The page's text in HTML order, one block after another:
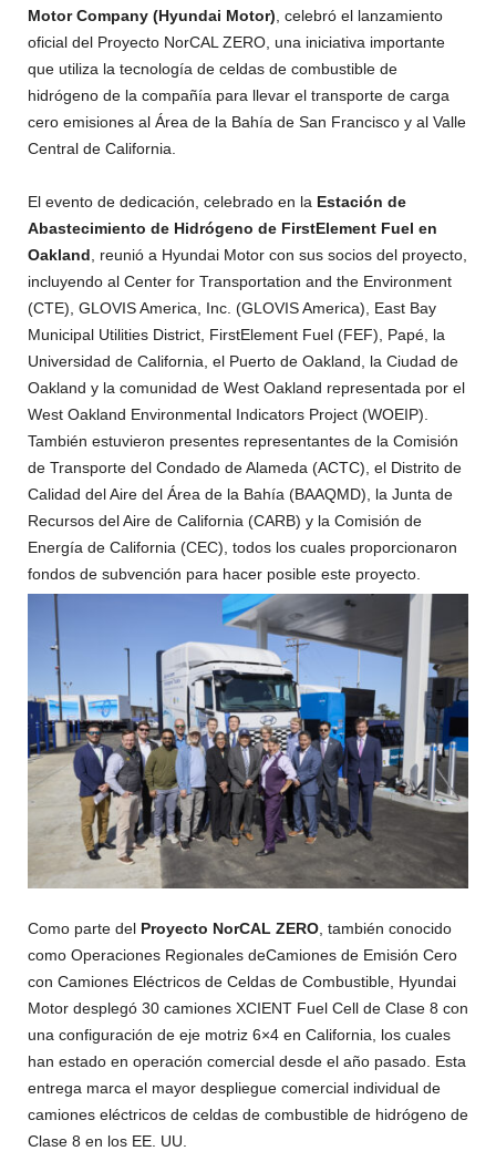
Motor Company (Hyundai Motor), celebró el lanzamiento
oficial del Proyecto NorCAL ZERO, una iniciativa importante
que utiliza la tecnología de celdas de combustible de
hidrógeno de la compañía para llevar el transporte de carga
cero emisiones al Área de la Bahía de San Francisco y al Valle
Central de California.
El evento de dedicación, celebrado en la Estación de
Abastecimiento de Hidrógeno de FirstElement Fuel en
Oakland, reunió a Hyundai Motor con sus socios del proyecto,
incluyendo al Center for Transportation and the Environment
(CTE), GLOVIS America, Inc. (GLOVIS America), East Bay
Municipal Utilities District, FirstElement Fuel (FEF), Papé, la
Universidad de California, el Puerto de Oakland, la Ciudad de
Oakland y la comunidad de West Oakland representada por el
West Oakland Environmental Indicators Project (WOEIP).
También estuvieron presentes representantes de la Comisión
de Transporte del Condado de Alameda (ACTC), el Distrito de
Calidad del Aire del Área de la Bahía (BAAQMD), la Junta de
Recursos del Aire de California (CARB) y la Comisión de
Energía de California (CEC), todos los cuales proporcionaron
fondos de subvención para hacer posible este proyecto.
Como parte del Proyecto NorCAL ZERO , también conocido
como Operaciones Regionales deCamiones de Emisión Cero
con Camiones Eléctricos de Celdas de Combustible, Hyundai
Motor desplegó 30 camiones XCIENT Fuel Cell de Clase 8 con
una configuración de eje motriz 6×4 en California, los cuales
han estado en operación comercial desde el año pasado. Esta
entrega marca el mayor despliegue comercial individual de
camiones eléctricos de celdas de combustible de hidrógeno de
Clase 8 en los EE. UU.